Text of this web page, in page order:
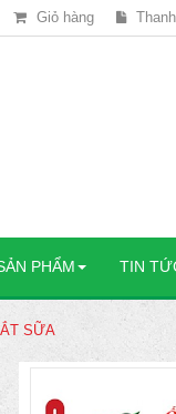
Giỏ hàng
PHẨM TIN
SỮA